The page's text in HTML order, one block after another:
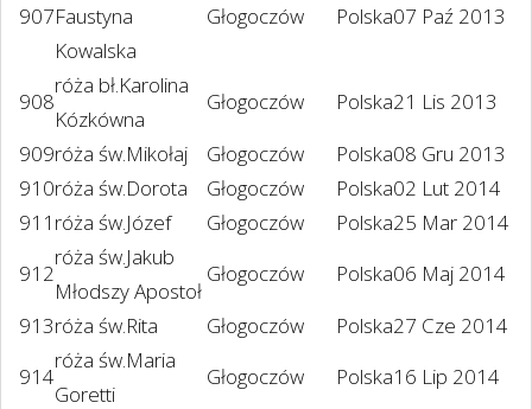
907Faustyna
Kowalska
Głogoczów Polska07 Paź 2013
908
róża bł.Karolina
Kózkówna
Głogoczów Polska21 Lis 2013
909róża św.Mikołaj Głogoczów Polska08 Gru 2013
910róża św.Dorota Głogoczów Polska02 Lut 2014
911 róża św.Józef Głogoczów Polska25 Mar 2014
912
róża św.Jakub
Młodszy Apostoł
Głogoczów Polska06 Maj 2014
913róża św.Rita Głogoczów Polska27 Cze 2014
914
róża św.Maria
Goretti
Głogoczów Polska16 Lip 2014